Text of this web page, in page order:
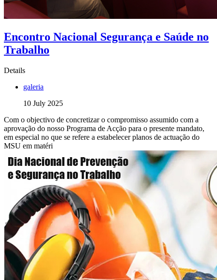
Encontro Nacional Segurança e Saúde no
Trabalho
Details
galeria
10 July 2025
Com o objectivo de concretizar o compromisso assumido com a
aprovação do nosso Programa de Acção para o presente mandato,
em especial no que se refere a estabelecer planos de actuação do
MSU em matéri